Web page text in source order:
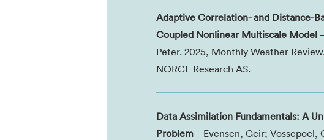
Adaptive Correlation- and Distance-
Coupled Nonlinear Multiscale Model
Peter. 2025, Monthly Weather
NORCE Research AS.
Data Assimilation Fundamentals: A
Problem – Evensen, Geir;